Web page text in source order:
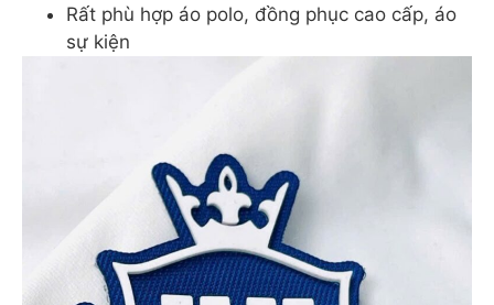
Rất phù hợp áo polo, đồng phục cao cấp, áo
sự kiện